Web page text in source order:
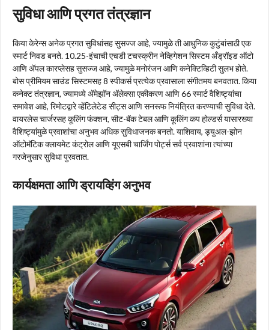
सुविधा आणि प्रगत तंत्रज्ञान
किया केरेन्स अनेक प्रगत सुविधांसह सुसज्ज आहे, ज्यामुळे ती आधुनिक कुटुंबांसाठी एक
स्मार्ट निवड बनते. 10.25-इंचाची एचडी टचस्क्रीन नेव्हिगेशन सिस्टम अँड्रॉइड ऑटो
आणि अ‍ॅपल कारप्लेसह सुसज्ज आहे, ज्यामुळे मनोरंजन आणि कनेक्टिव्हिटी सुलभ होते.
बोस प्रीमियम साउंड सिस्टमसह 8 स्पीकर्स प्रत्येक प्रवासाला संगीतमय बनवतात. किया
कनेक्ट तंत्रज्ञान, ज्यामध्ये अ‍ॅमेझॉन अ‍ॅलेक्सा एकीकरण आणि 66 स्मार्ट वैशिष्ट्यांचा
समावेश आहे, रिमोटद्वारे व्हेंटिलेटेड सीट्स आणि सनरूफ नियंत्रित करण्याची सुविधा देते.
वायरलेस चार्जरसह कूलिंग फंक्शन, सीट-बॅक टेबल आणि कूलिंग कप होल्डर्स यासारख्या
वैशिष्ट्यांमुळे प्रवाशांचा अनुभव अधिक सुविधाजनक बनतो. याशिवाय, ड्युअल-झोन
ऑटोमॅटिक क्लायमेट कंट्रोल आणि यूएसबी चार्जिंग पोर्ट्स सर्व प्रवाशांना त्यांच्या
गरजेनुसार सुविधा पुरवतात.
कार्यक्षमता आणि ड्रायव्हिंग अनुभव